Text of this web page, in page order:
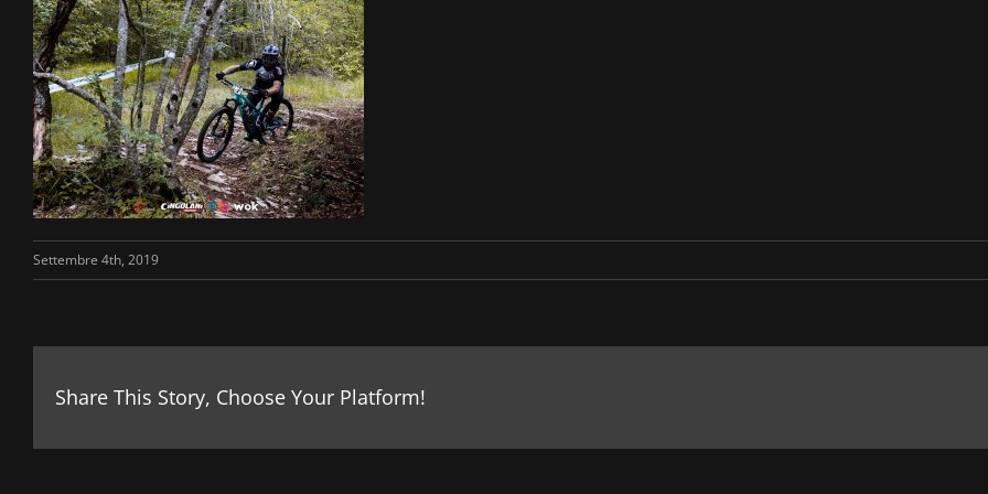
Settembre 4th, 2019
Share This Story, Choose Your Platform!